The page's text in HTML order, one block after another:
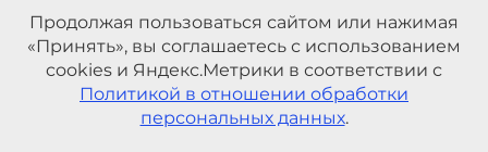
Продолжая пользоваться сайтом или нажимая
«Принять», вы соглашаетесь с использованием
cookies и Яндекс.Метрики в соответствии с
Политикой в отношении обработки
персональных данных.